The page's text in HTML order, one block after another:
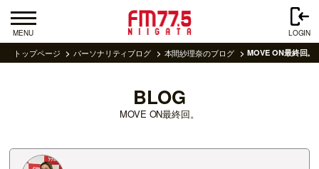
MENU LOGIN
トップページ パーソナリティブログ 本間紗理奈のブログ MOVE ON最終回。
BLOG
MOVE ON最終回。